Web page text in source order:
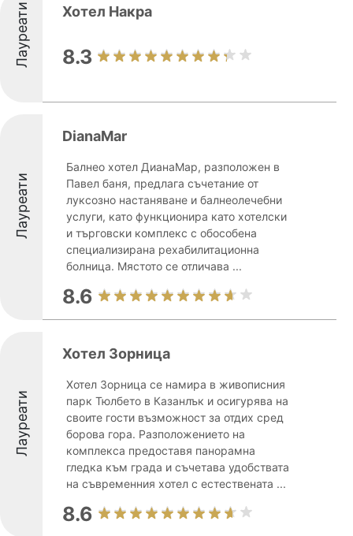
Лауреати Хотел Накра
8.3
Лауреати
DianaMar
Балнео хотел ДианаМар, разположен в
Павел баня, предлага съчетание от
луксозно настаняване и балнеолечебни
услуги, като функционира като хотелски
и търговски комплекс с обособена
специализирана рехабилитационна
болница. Мястото се отличава ...
8.6
Лауреати
Хотел Зорница
Хотел Зорница се намира в живописния
парк Тюлбето в Казанлък и осигурява на
своите гости възможност за отдих сред
борова гора. Разположението на
комплекса предоставя панорамна
гледка към града и съчетава удобствата
на съвременния хотел с естествената ...
8.6